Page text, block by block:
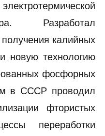
Разработал
калийных
новую технологию
фосфорных
в СССР проводил
фтористых
переработки